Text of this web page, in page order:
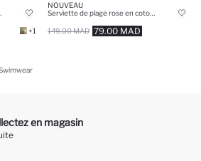
+1
NOUVEAU
79.00 MAD
149.00 MAD
en magasin